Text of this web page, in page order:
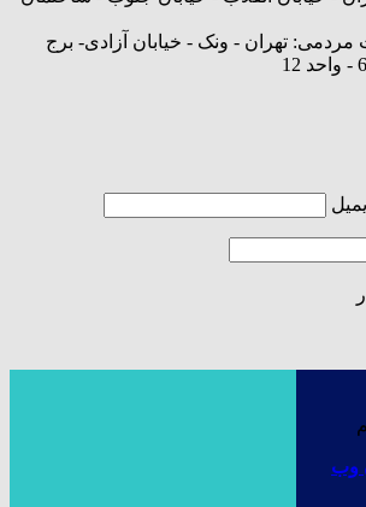
مردمی: تهران - ونک - خیابان آزادی- برج
وب